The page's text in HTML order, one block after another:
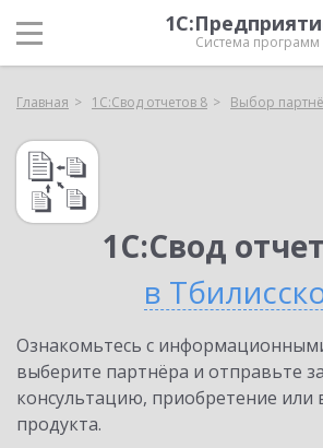
Система программ
Главная 1С:Свод отчетов 8 Выбор
1С:Свод
в
Ознакомьтесь с
выберите партнёра и отправьте
консультацию, приобретение или
продукта.